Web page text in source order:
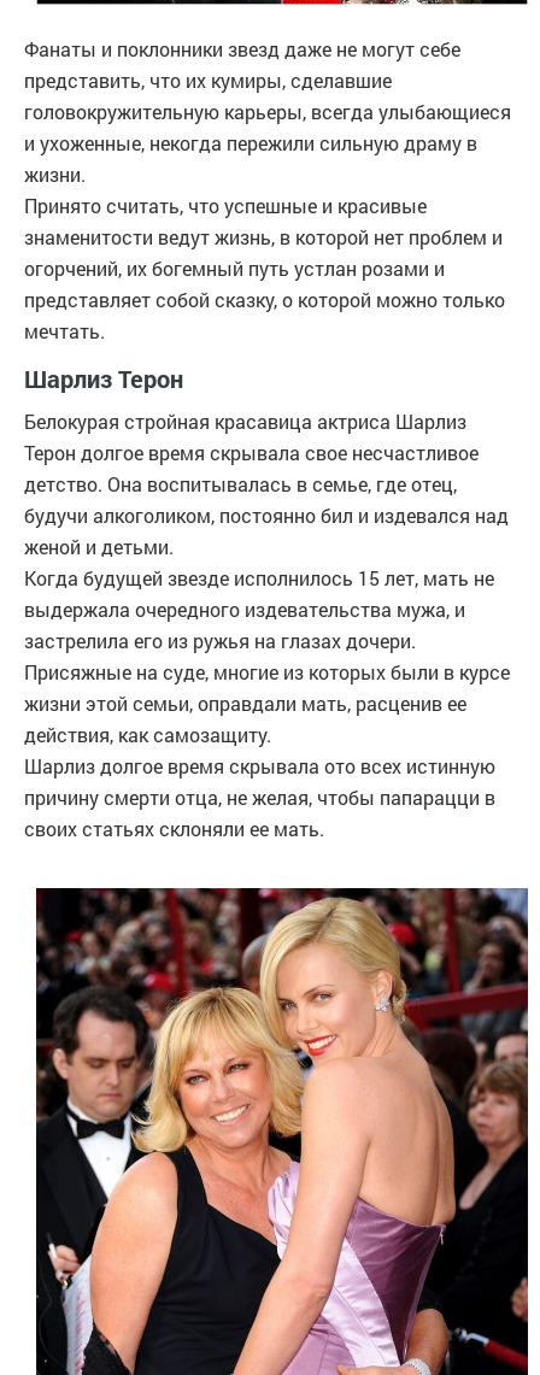
Фанаты и поклонники звезд даже не могут себе
представить, что их кумиры, сделавшие
головокружительную карьеры, всегда улыбающиеся
и ухоженные, некогда пережили сильную драму в
жизни.
Принято считать, что успешные и красивые
знаменитости ведут жизнь, в которой нет проблем и
огорчений, их богемный путь устлан розами и
представляет собой сказку, о которой можно только
мечтать.
Шарлиз Терон
Белокурая стройная красавица актриса Шарлиз
Терон долгое время скрывала свое несчастливое
детство. Она воспитывалась в семье, где отец,
будучи алкоголиком, постоянно бил и издевался над
женой и детьми.
Когда будущей звезде исполнилось 15 лет, мать не
выдержала очередного издевательства мужа, и
застрелила его из ружья на глазах дочери.
Присяжные на суде, многие из которых были в курсе
жизни этой семьи, оправдали мать, расценив ее
действия, как самозащиту.
Шарлиз долгое время скрывала ото всех истинную
причину смерти отца, не желая, чтобы папарацци в
своих статьях склоняли ее мать.